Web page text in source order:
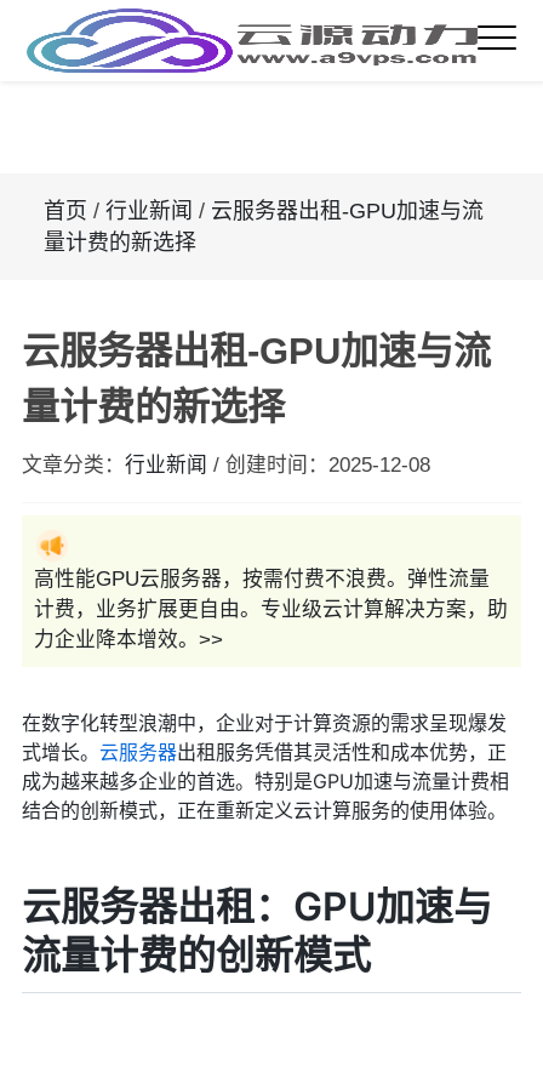
首页 / 行业新闻 / 云服务器出租-GPU加速与流
量计费的新选择
云服务器出租-GPU加速与流
量计费的新选择
文章分类： 行业新闻 / 创建时间： 2025-12-08
高性能GPU云服务器，按需付费不浪费。弹性流量
计费，业务扩展更自由。专业级云计算解决方案，助
力企业降本增效。>>
在数字化转型浪潮中，企业对于计算资源的需求呈现爆发
式增长。 云服务器出租服务凭借其灵活性和成本优势，正
成为越来越多企业的首选。特别是GPU加速与流量计费相
结合的创新模式，正在重新定义云计算服务的使用体验。
云服务器出租：GPU加速与
流量计费的创新模式